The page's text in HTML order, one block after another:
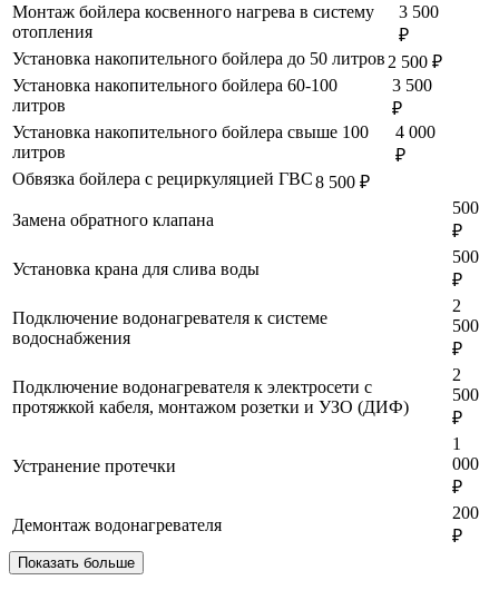
Монтаж бойлера косвенного нагрева в систему
отопления
3 500
₽
Установка накопительного бойлера до 50 литров 2 500 ₽
Установка накопительного бойлера 60-100
литров
3 500
₽
Установка накопительного бойлера свыше 100
литров
4 000
₽
Обвязка бойлера с рециркуляцией ГВС8 500 ₽
Замена обратного клапана
500
₽
Установка крана для слива воды
500
₽
Подключение водонагревателя к системе
водоснабжения
2
500
₽
Подключение водонагревателя к электросети с
протяжкой кабеля, монтажом розетки и УЗО (ДИФ)
2
500
₽
Устранение протечки
1
000
₽
Демонтаж водонагревателя
200
₽
Показать больше